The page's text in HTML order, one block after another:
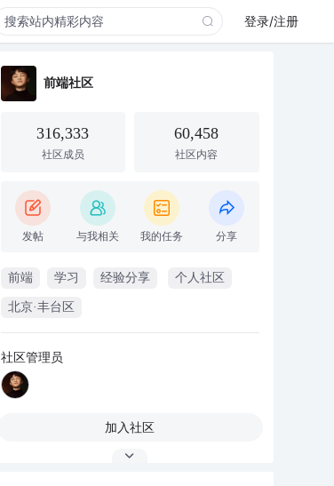
登录/注册
前端社区
316,333
社区成员
60,458
社区内容
发帖 与我相关 我的任务 分享
前端 学习 经验分享 个人社区
北京·丰台区
社区管理员
加入社区